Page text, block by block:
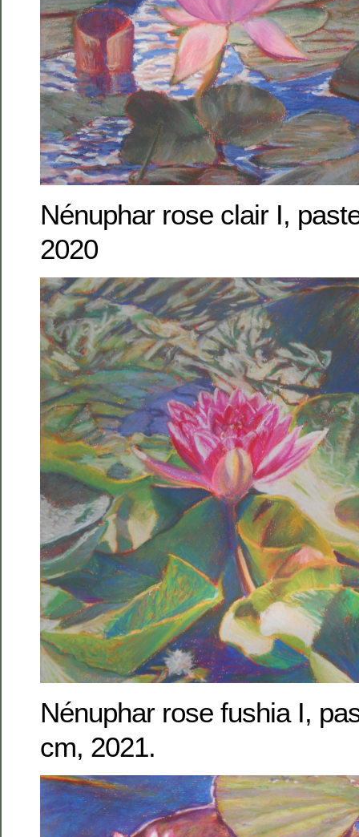
Nénuphar rose clair I,
2020
Nénuphar rose fushia I,
cm, 2021.